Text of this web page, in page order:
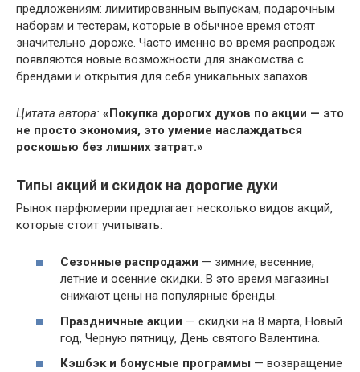
предложениям: лимитированным выпускам, подарочным
наборам и тестерам, которые в обычное время стоят
значительно дороже. Часто именно во время распродаж
появляются новые возможности для знакомства с
брендами и открытия для себя уникальных запахов.
Цитата автора: «Покупка дорогих духов по акции — это
не просто экономия, это умение наслаждаться
роскошью без лишних затрат.»
Типы акций и скидок на дорогие духи
Рынок парфюмерии предлагает несколько видов акций,
которые стоит учитывать:
Сезонные распродажи — зимние, весенние,
летние и осенние скидки. В это время магазины
снижают цены на популярные бренды.
Праздничные акции — скидки на 8 марта, Новый
год, Черную пятницу, День святого Валентина.
Кэшбэк и бонусные программы — возвращение